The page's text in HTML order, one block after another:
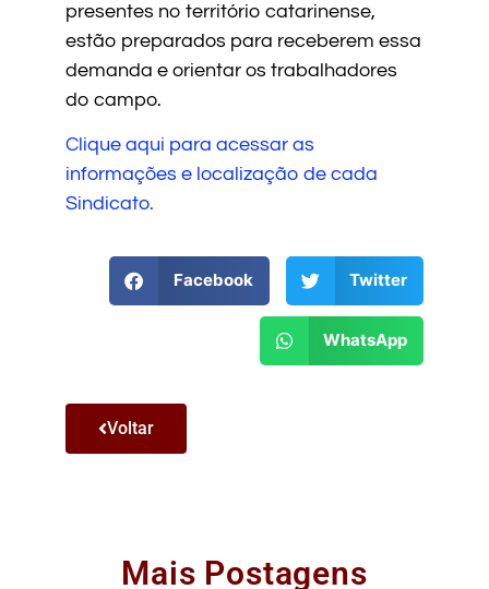
presentes no território catarinense,
estão preparados para receberem essa
demanda e orientar os trabalhadores
do campo.
Clique aqui para acessar as
informações e localização de cada
Sindicato.
Facebook Twitter
WhatsApp
Voltar
Mais Postagens